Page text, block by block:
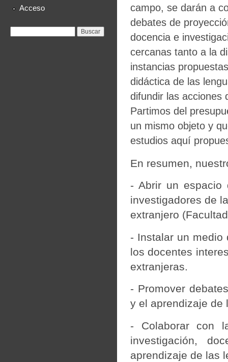
Acceso
campo, se darán a
debates de
docencia e
cercanas tanto a la
instancias
didáctica de las
difundir las acciones
Partimos del
un mismo objeto y
estudios aquí
En resumen,
- Abrir un espacio
investigadores de
extranjero
- Instalar un medio
los docentes
extranjeras.
- Promover
y el aprendizaje de
- Colaborar con
investigación,
aprendizaje de las